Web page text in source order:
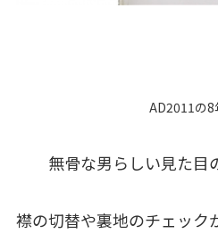
AD2011の8
無骨な男らしい見た目
襟の切替や裏地のチェック